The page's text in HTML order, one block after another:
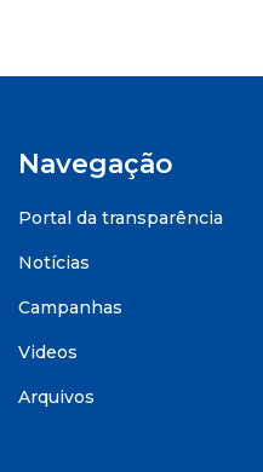
Navegação
Portal da transparência
Notícias
Campanhas
Videos
Arquivos